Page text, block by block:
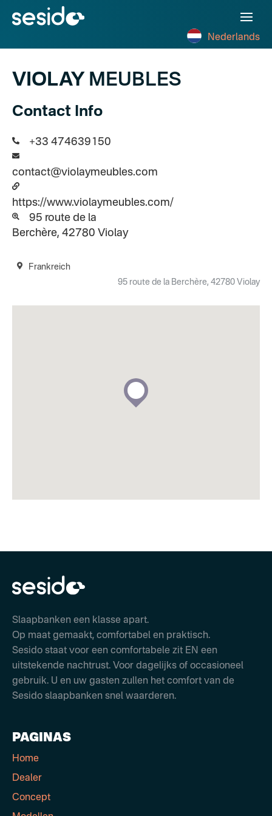
Nederlands
VIOLAY MEUBLES
Contact Info
+33 474639150
contact@violaymeubles.com
https://www.violaymeubles.com/
95 route de la
Berchère, 42780 Violay
Frankreich
95 route de la Berchère, 42780 Violay
Slaapbanken een klasse apart.
Op maat gemaakt, comfortabel en praktisch.
Sesido staat voor een comfortabele zit EN een
uitstekende nachtrust. Voor dagelijks of occasioneel
gebruik. U en uw gasten zullen het comfort van de
Sesido slaapbanken snel waarderen.
PAGINAS
Home
Dealer
Concept